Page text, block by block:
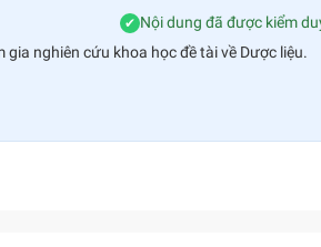
DỤNG PHỤ VÀ CÁC THÔNG TIN
✔ Nội dung đã được kiểm
nghiên cứu khoa học đề tài về Dược liệu.